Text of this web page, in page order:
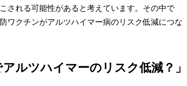
される可能性があると考えています。その中で
ワクチンがアルツハイマー病のリスク低減につな
ルツハイマーのリスク低減？」